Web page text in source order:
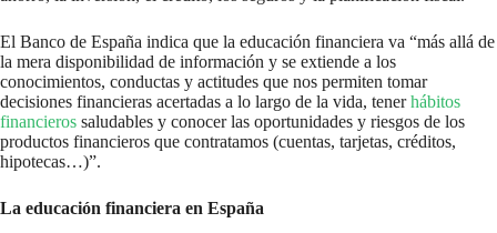
El Banco de España indica que la educación financiera va “más allá de
la mera disponibilidad de información y se extiende a los
conocimientos, conductas y actitudes que nos permiten tomar
decisiones financieras acertadas a lo largo de la vida, tenerhábitos
financieros saludables y conocer las oportunidades y riesgos de los
productos financieros que contratamos (cuentas, tarjetas, créditos,
hipotecas…)”.
La educación financiera en España